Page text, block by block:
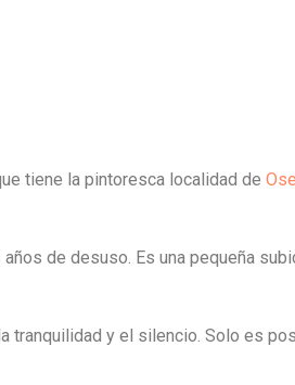
tiene la pintoresca localidad de
de desuso. Es una pequeña
tranquilidad y el silencio. Solo es